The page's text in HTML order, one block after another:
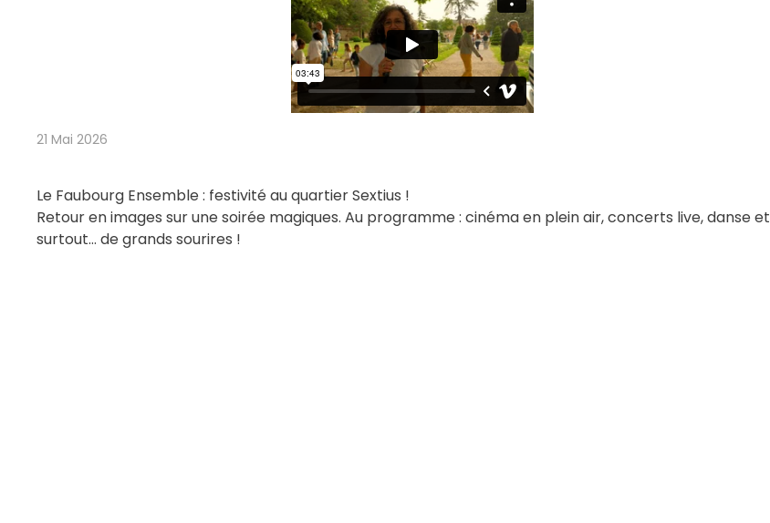
21 Mai 2026
Le Faubourg Ensemble : festivité au quartier Sextius !
Retour en images sur une soirée magiques. Au programme : cinéma en plein air, concerts live, danse et
surtout… de grands sourires !